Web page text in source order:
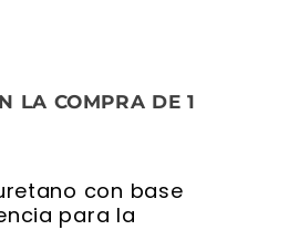
LA COMPRA DE 1
con base
para la